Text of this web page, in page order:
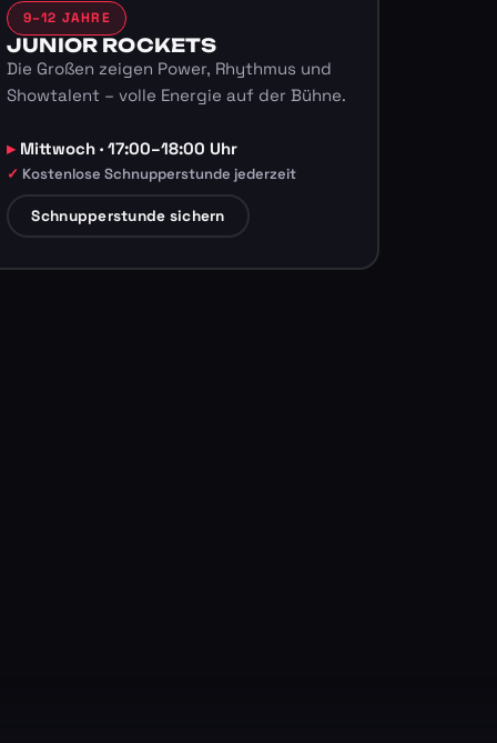
9–12 JAHRE
JUNIOR ROCKETS
Die Großen zeigen Power, Rhythmus und
Showtalent – volle Energie auf der Bühne.
Mittwoch · 17:00–18:00 Uhr
Kostenlose Schnupperstunde jederzeit
Schnupperstunde sichern